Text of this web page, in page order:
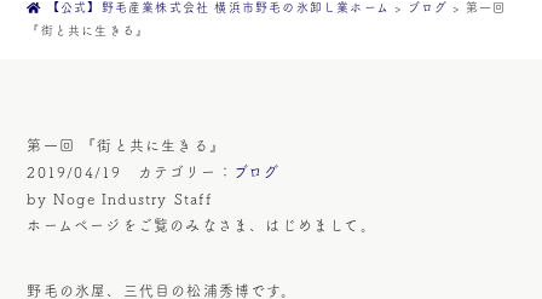
【公式】野毛産業株式会社 横浜市野毛の氷卸し業ホーム > ブログ >
第一回
『街と共に生きる』
第一回 『街と共に生きる』
2019/04/19 カテゴリー：
ブログ
by Noge Industry Staff
ホームページをご覧のみなさま、はじめまして。
野毛の氷屋、三代目の松浦秀博です。